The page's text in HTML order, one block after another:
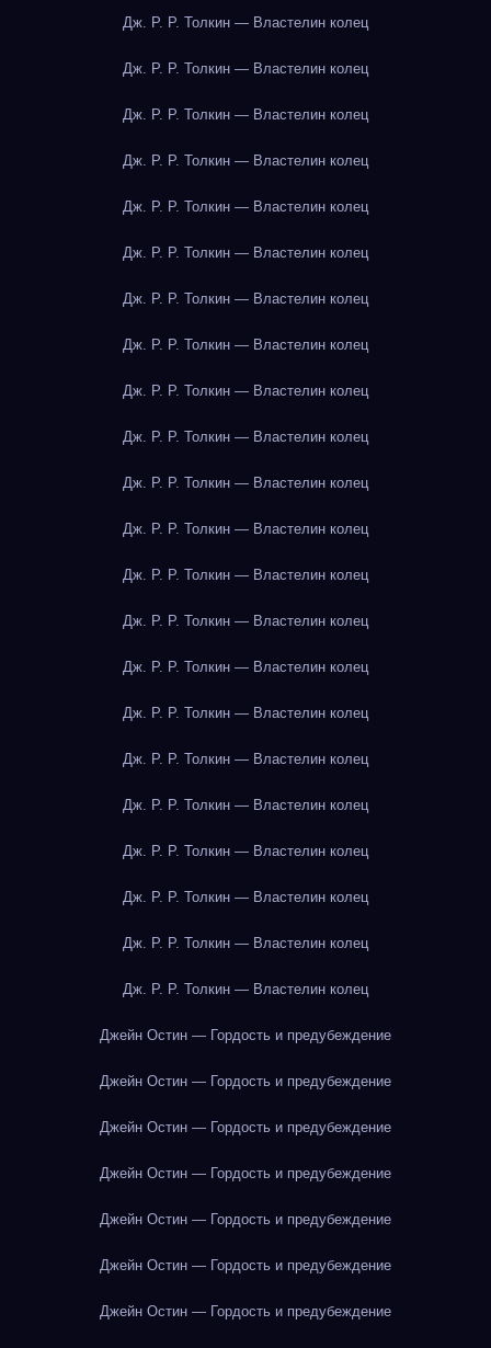
Дж. Р. Р. Толкин — Властелин колец
Дж. Р. Р. Толкин — Властелин колец
Дж. Р. Р. Толкин — Властелин колец
Дж. Р. Р. Толкин — Властелин колец
Дж. Р. Р. Толкин — Властелин колец
Дж. Р. Р. Толкин — Властелин колец
Дж. Р. Р. Толкин — Властелин колец
Дж. Р. Р. Толкин — Властелин колец
Дж. Р. Р. Толкин — Властелин колец
Дж. Р. Р. Толкин — Властелин колец
Дж. Р. Р. Толкин — Властелин колец
Дж. Р. Р. Толкин — Властелин колец
Дж. Р. Р. Толкин — Властелин колец
Дж. Р. Р. Толкин — Властелин колец
Дж. Р. Р. Толкин — Властелин колец
Дж. Р. Р. Толкин — Властелин колец
Дж. Р. Р. Толкин — Властелин колец
Дж. Р. Р. Толкин — Властелин колец
Дж. Р. Р. Толкин — Властелин колец
Дж. Р. Р. Толкин — Властелин колец
Дж. Р. Р. Толкин — Властелин колец
Дж. Р. Р. Толкин — Властелин колец
Джейн Остин — Гордость и предубеждение
Джейн Остин — Гордость и предубеждение
Джейн Остин — Гордость и предубеждение
Джейн Остин — Гордость и предубеждение
Джейн Остин — Гордость и предубеждение
Джейн Остин — Гордость и предубеждение
Джейн Остин — Гордость и предубеждение